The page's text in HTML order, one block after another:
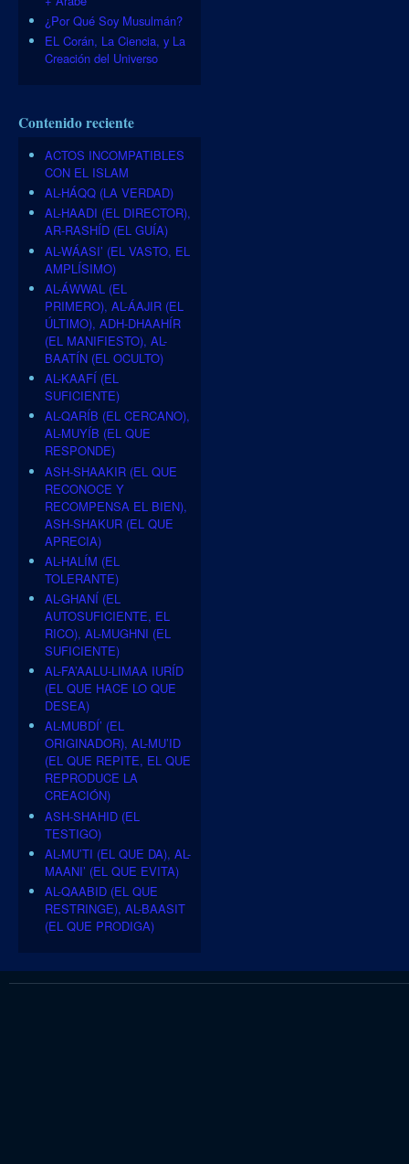
¿Por Qué Soy Musulmán?
EL Corán, La Ciencia, y La
Creación del Universo
Contenido reciente
ACTOS INCOMPATIBLES
CON EL ISLAM
AL-HÁQQ (LA VERDAD)
AL-HAADI (EL DIRECTOR),
AR-RASHÍD (EL GUÍA)
AL-WÁASI’ (EL VASTO, EL
AMPLÍSIMO)
AL-ÁWWAL (EL
PRIMERO), AL-ÁAJIR (EL
ÚLTIMO), ADH-DHAAHÍR
(EL MANIFIESTO), AL-
BAATÍN (EL OCULTO)
AL-KAAFÍ (EL
SUFICIENTE)
AL-QARÍB (EL CERCANO),
AL-MUYÍB (EL QUE
RESPONDE)
ASH-SHAAKIR (EL QUE
RECONOCE Y
RECOMPENSA EL BIEN),
ASH-SHAKUR (EL QUE
APRECIA)
AL-HALÍM (EL
TOLERANTE)
AL-GHANÍ (EL
AUTOSUFICIENTE, EL
RICO), AL-MUGHNI (EL
SUFICIENTE)
AL-FA’AALU-LIMAA IURÍD
(EL QUE HACE LO QUE
DESEA)
AL-MUBDÍ’ (EL
ORIGINADOR), AL-MU’ID
(EL QUE REPITE, EL QUE
REPRODUCE LA
CREACIÓN)
ASH-SHAHID (EL
TESTIGO)
AL-MU’TI (EL QUE DA), AL-
MAANI’ (EL QUE EVITA)
AL-QAABID (EL QUE
RESTRINGE), AL-BAASIT
(EL QUE PRODIGA)